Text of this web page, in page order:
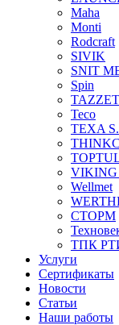
Maha
Monti
Rodcraft
SIVIK
SNIT
Spin
Teco
TEXA
VIKING
Wellmet
СТОРМ
ТПК
Услуги
Сертификаты
Новости
Статьи
Наши работы